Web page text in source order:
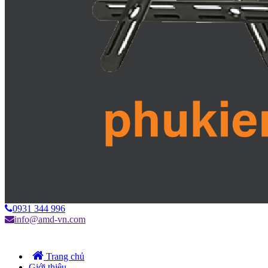
0931 344 996
info@amd-vn.com
Trang chủ